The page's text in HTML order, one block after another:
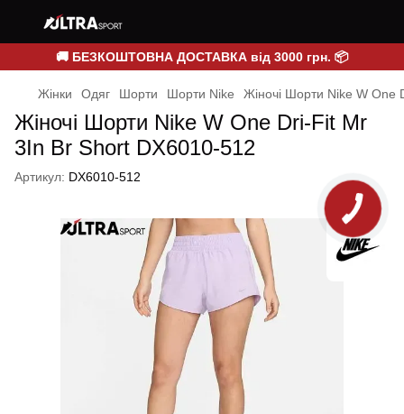
🚚 БЕЗКОШТОВНА ДОСТАВКА від 3000 грн. 📦
Жінки Одяг Шорти Шорти Nike Жіночі Шорти Nike W One
Жіночі Шорти Nike W One Dri-Fit Mr
3In Br Short DX6010-512
Артикул: DX6010-512